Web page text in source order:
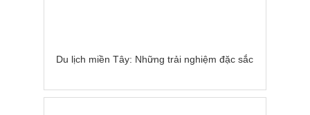
Du lịch miền Tây: Những trải nghiệm đặc sắc